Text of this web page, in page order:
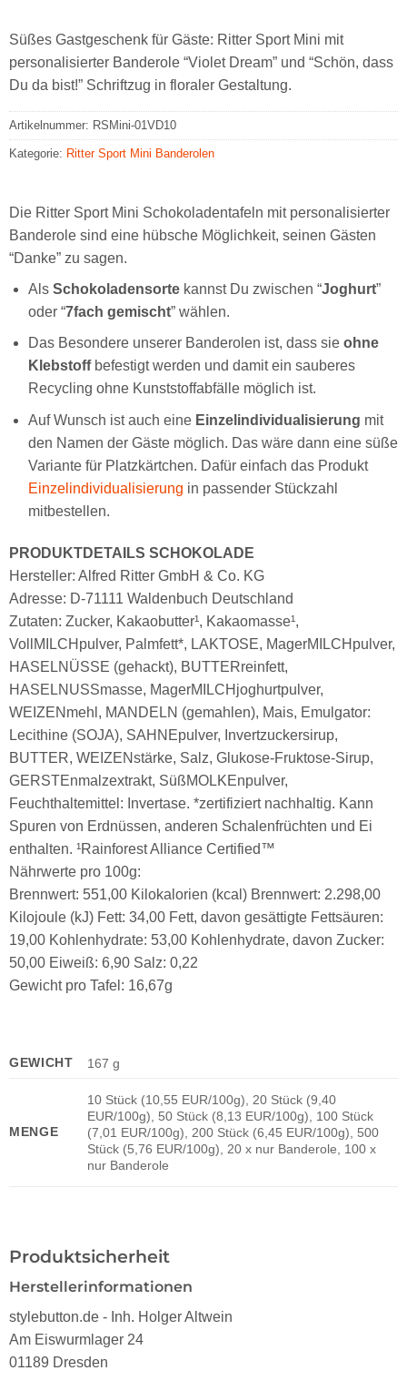
Süßes Gastgeschenk für Gäste: Ritter Sport Mini mit
personalisierter Banderole “Violet Dream” und “Schön, dass
Du da bist!” Schriftzug in floraler Gestaltung.
Artikelnummer: RSMini-01VD10
Kategorie: Ritter Sport Mini Banderolen
Die Ritter Sport Mini Schokoladentafeln mit personalisierter
Banderole sind eine hübsche Möglichkeit, seinen Gästen
“Danke” zu sagen.
Als Schokoladensortekannst Du zwischen “Joghurt”
oder “7fach gemischt” wählen.
Das Besondere unserer Banderolen ist, dass sie ohne
Klebstoffbefestigt werden und damit ein sauberes
Recycling ohne Kunststoffabfälle möglich ist.
Auf Wunsch ist auch eine Einzelindividualisierung mit
den Namen der Gäste möglich. Das wäre dann eine süße
Variante für Platzkärtchen. Dafür einfach das Produkt
Einzelindividualisierung in passender Stückzahl
mitbestellen.
PRODUKTDETAILS SCHOKOLADE
Hersteller: Alfred Ritter GmbH & Co. KG
Adresse: D-71111 Waldenbuch Deutschland
Zutaten: Zucker, Kakaobutter¹, Kakaomasse¹,
VollMILCHpulver, Palmfett*, LAKTOSE, MagerMILCHpulver,
HASELNÜSSE (gehackt), BUTTERreinfett,
HASELNUSSmasse, MagerMILCHjoghurtpulver,
WEIZENmehl, MANDELN (gemahlen), Mais, Emulgator:
Lecithine (SOJA), SAHNEpulver, Invertzuckersirup,
BUTTER, WEIZENstärke, Salz, Glukose-Fruktose-Sirup,
GERSTEnmalzextrakt, SüßMOLKEnpulver,
Feuchthaltemittel: Invertase. *zertifiziert nachhaltig. Kann
Spuren von Erdnüssen, anderen Schalenfrüchten und Ei
enthalten. ¹Rainforest Alliance Certified™
Nährwerte pro 100g:
Brennwert: 551,00 Kilokalorien (kcal) Brennwert: 2.298,00
Kilojoule (kJ) Fett: 34,00 Fett, davon gesättigte Fettsäuren:
19,00 Kohlenhydrate: 53,00 Kohlenhydrate, davon Zucker:
50,00 Eiweiß: 6,90 Salz: 0,22
Gewicht pro Tafel: 16,67g
GEWICHT 167 g
MENGE
10 Stück (10,55 EUR/100g), 20 Stück (9,40
EUR/100g), 50 Stück (8,13 EUR/100g), 100 Stück
(7,01 EUR/100g), 200 Stück (6,45 EUR/100g), 500
Stück (5,76 EUR/100g), 20 x nur Banderole, 100 x
nur Banderole
Produktsicherheit
Herstellerinformationen
stylebutton.de - Inh. Holger Altwein
Am Eiswurmlager 24
01189 Dresden